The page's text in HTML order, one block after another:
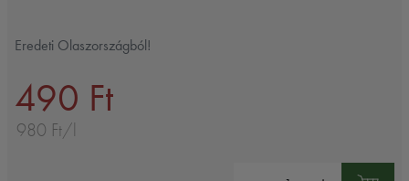
Eredeti Olaszországból!
490 Ft
980 Ft/l